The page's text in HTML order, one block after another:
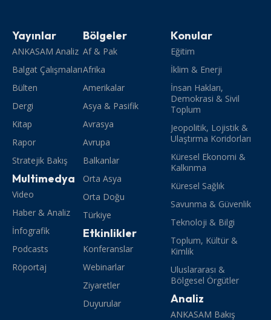
Yayınlar
ANKASAM Analiz
Balgat Çalışmaları
Bülten
Dergi
Kitap
Rapor
Stratejik Bakış
Multimedya
Video
Haber & Analiz
İnfografik
Podcasts
Röportaj
Bölgeler
Af & Pak
Afrika
Amerikalar
Asya & Pasifik
Avrasya
Avrupa
Balkanlar
Orta Asya
Orta Doğu
Türkiye
Etkinlikler
Konferanslar
Webinarlar
Ziyaretler
Duyurular
Konular
Eğitim
İklim & Enerji
İnsan Hakları,
Demokrasi & Sivil
Toplum
Jeopolitik, Lojistik &
Ulaştırma Koridorları
Küresel Ekonomi &
Kalkınma
Küresel Sağlık
Savunma & Güvenlik
Teknoloji & Bilgi
Toplum, Kültür &
Kimlik
Uluslararası &
Bölgesel Örgütler
Analiz
ANKASAM Bakış